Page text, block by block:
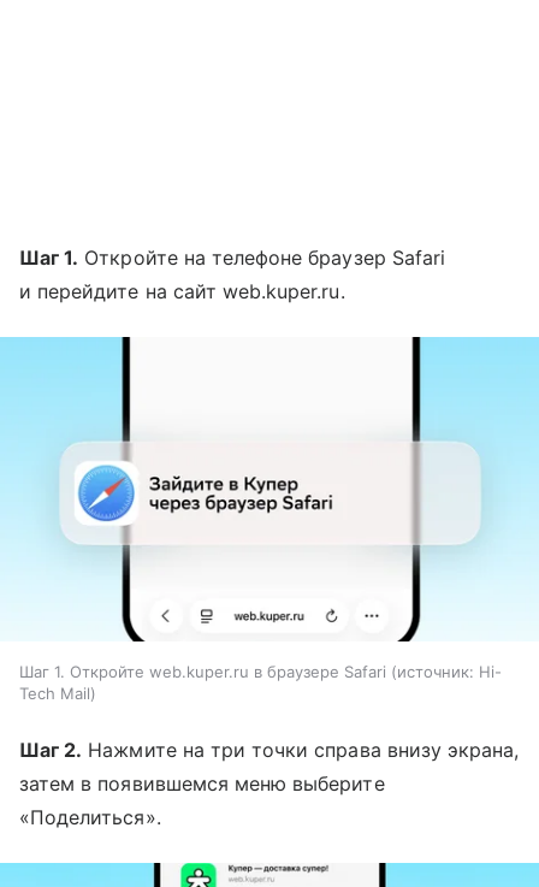
Шаг 1. Откройте на телефоне браузер Safari
и перейдите на сайт web.kuper.ru.
Шаг 1. Откройте web.kuper.ru в браузере Safari источник: Hi-
Tech Mail
Шаг 2. Нажмите на три точки справа внизу экрана,
затем в появившемся меню выберите
«Поделиться».